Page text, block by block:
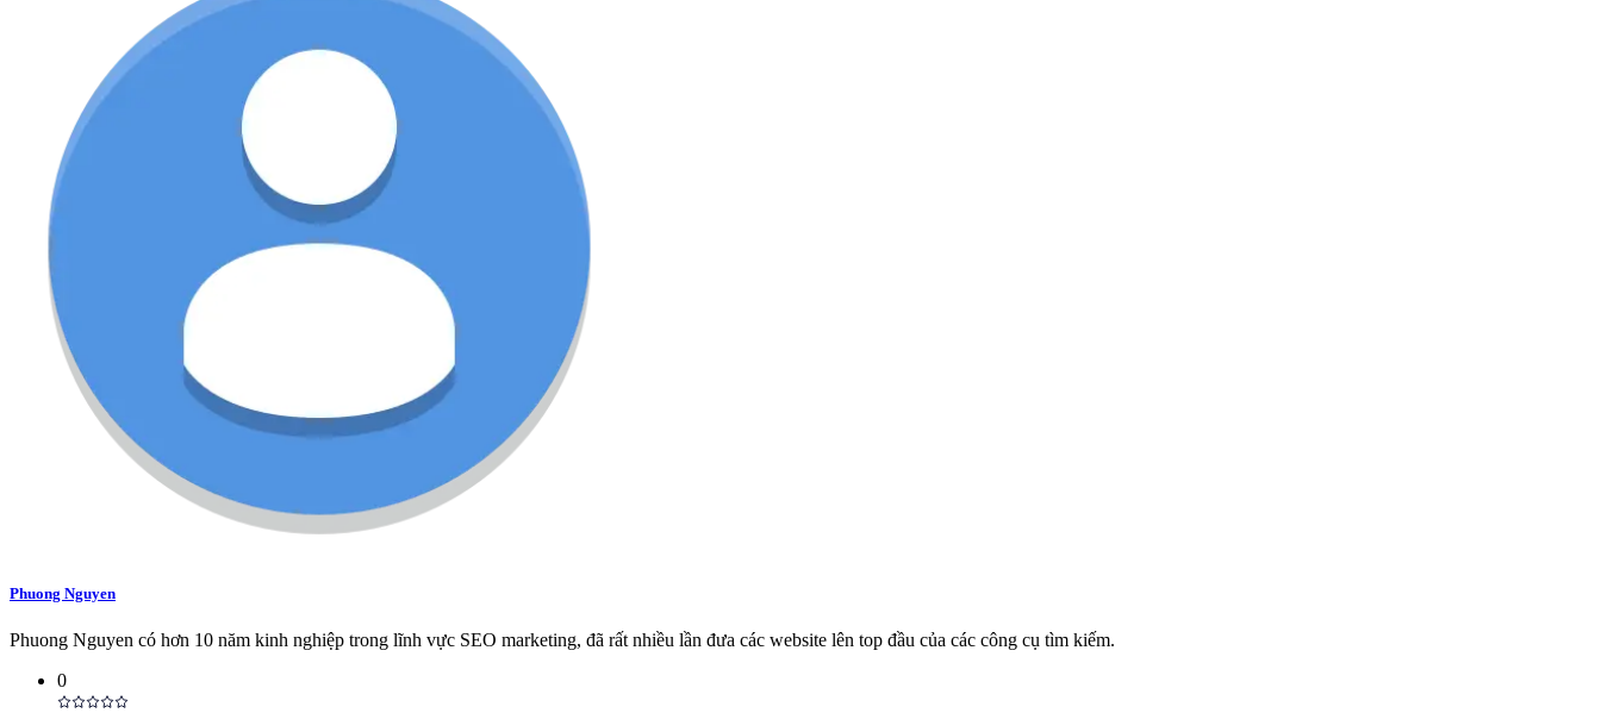
Phuong Nguyen
Phuong Nguyen có hơn 10 năm kinh nghiệp trong lĩnh vực SEO marketing, đã rất nhiều lần đưa các website lên top đầu của các công cụ tìm kiếm.
0